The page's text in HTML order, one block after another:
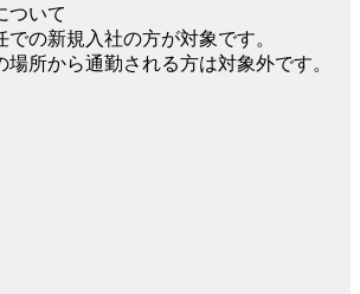
ついて
の新規入社の方が対象です。
所から通勤される方は対象外です。